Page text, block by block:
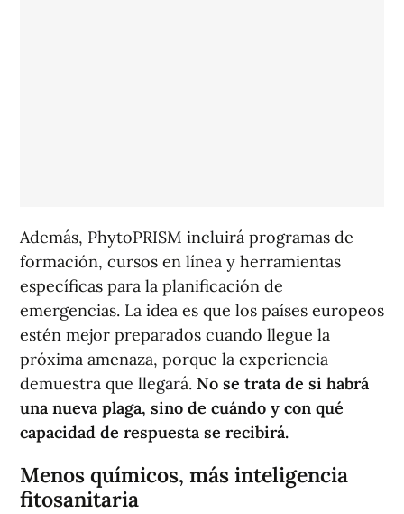
Además, PhytoPRISM incluirá programas de
formación, cursos en línea y herramientas
específicas para la planificación de
emergencias. La idea es que los países europeos
estén mejor preparados cuando llegue la
próxima amenaza, porque la experiencia
demuestra que llegará. No se trata de si habrá
una nueva plaga, sino de cuándo y con qué
capacidad de respuesta se recibirá.
Menos químicos, más inteligencia
fitosanitaria